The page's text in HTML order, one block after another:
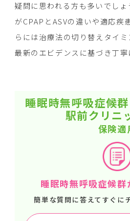
疑問に思われる方も多いでし
がCPAPとASVの違いや適応疾
らには治療法の切り替えタイミ
最新のエビデンスに基づき丁寧
睡眠時無呼吸症候
駅前クリニ
保険適
睡眠時無呼吸症候群
簡単な質問に答えてすぐに